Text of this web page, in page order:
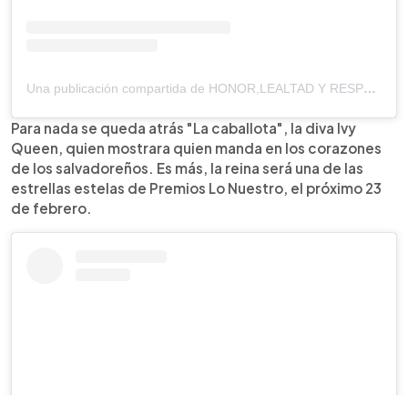
Una publicación compartida de HONOR,LEALTAD Y RESPETO. (@arcangel)
Para nada se queda atrás "La caballota", la diva Ivy
Queen, quien mostrara quien manda en los corazones
de los salvadoreños. Es más, la reina será una de las
estrellas estelas de Premios Lo Nuestro, el próximo 23
de febrero.